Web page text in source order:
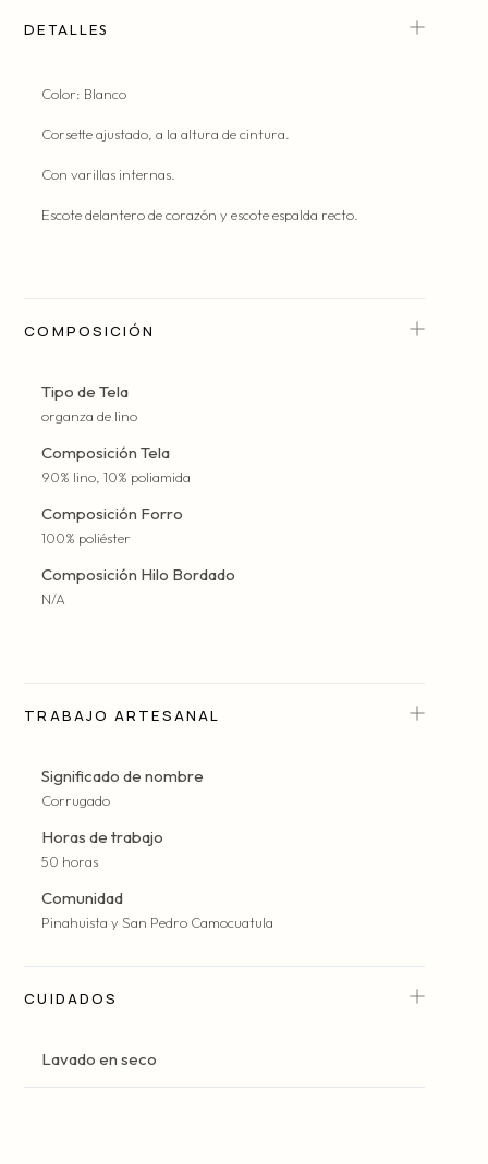
DETALLES
Color: Blanco
Corsette ajustado, a la altura de cintura.
Con varillas internas.
Escote delantero de corazón y escote espalda recto.
COMPOSICIÓN
Tipo de Tela
organza de lino
Composición Tela
90% lino, 10% poliamida
Composición Forro
100% poliéster
Composición Hilo Bordado
N/A
TRABAJO ARTESANAL
Significado de nombre
Corrugado
Horas de trabajo
50 horas
Comunidad
Pinahuista y San Pedro Camocuatula
CUIDADOS
Lavado en seco